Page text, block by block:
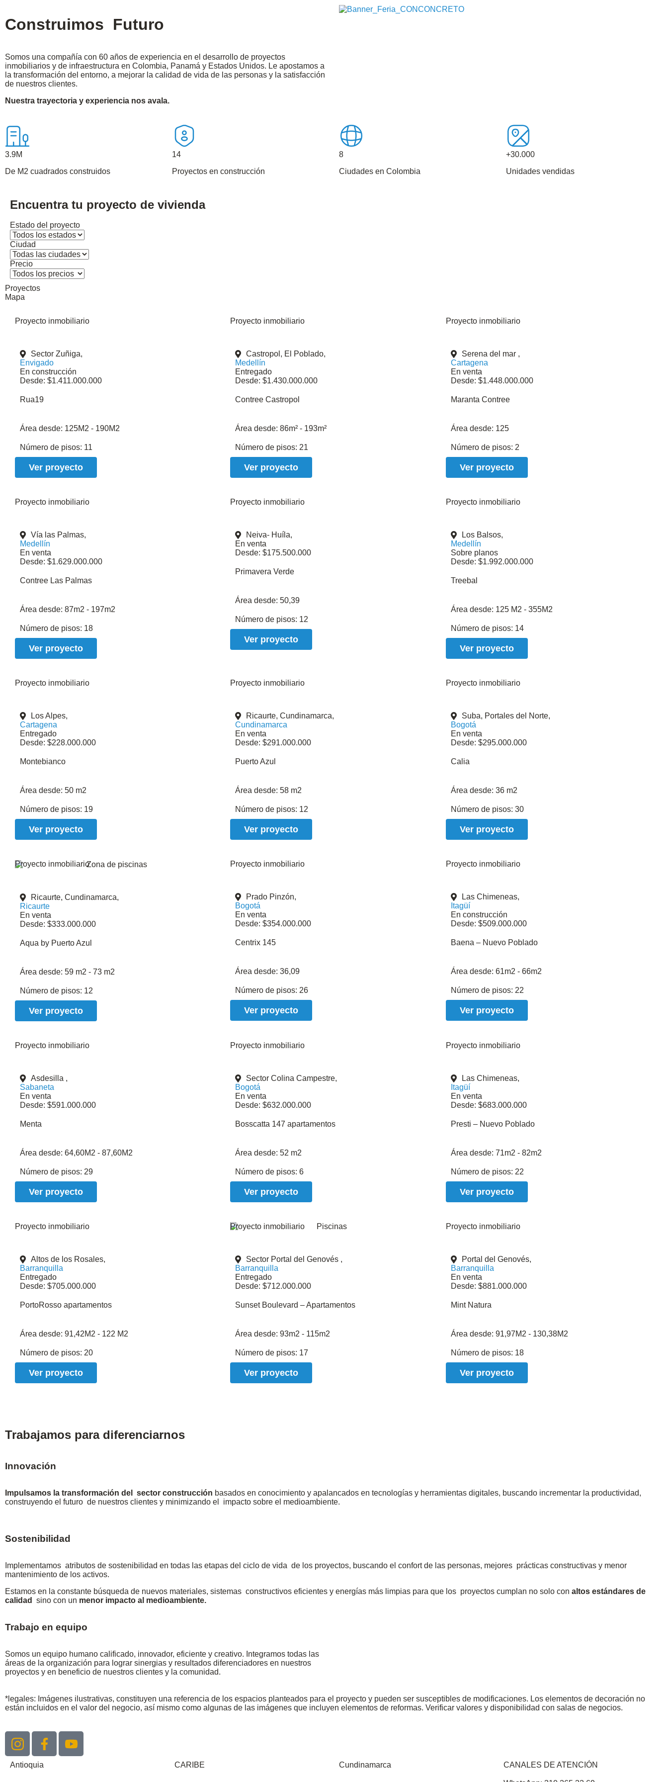
Construimos Futuro
Somos una compañía con 60 años de experiencia en el desarrollo de proyectos
inmobiliarios y de infraestructura en Colombia, Panamá y Estados Unidos. Le apostamos a
la transformación del entorno, a mejorar la calidad de vida de las personas y la satisfacción
de nuestros clientes.
Nuestra trayectoria y experiencia nos avala.
3.9M
De M2 cuadrados construidos
14
Proyectos en construcción
8
Ciudades en Colombia
+30.000
Unidades vendidas
Encuentra tu proyecto de vivienda
Estado del proyecto
Ciudad
Precio
Proyectos
Mapa
Proyecto inmobiliario
Sector Zuñiga,
Envigado
En construcción
Desde: $1.411.000.000
Rua19
Área desde: 125M2 - 190M2
Número de pisos: 11
Ver proyecto
Proyecto inmobiliario
Castropol, El Poblado,
Medellín
Entregado
Desde: $1.430.000.000
Contree Castropol
Área desde:86m² - 193m²
Número de pisos: 21
Ver proyecto
Proyecto inmobiliario
Serena del mar ,
Cartagena
En venta
Desde: $1.448.000.000
Maranta Contree
Área desde: 125
Número de pisos: 2
Ver proyecto
Proyecto inmobiliario
Vía las Palmas,
Medellín
En venta
Desde: $1.629.000.000
Contree Las Palmas
Área desde: 87m2 - 197m2
Número de pisos: 18
Ver proyecto
Proyecto inmobiliario
Neiva- Huíla,
En venta
Desde: $175.500.000
Primavera Verde
Área desde:50,39
Número de pisos: 12
Ver proyecto
Proyecto inmobiliario
Los Balsos,
Medellín
Sobre planos
Desde: $1.992.000.000
Treebal
Área desde: 125 M2 - 355M2
Número de pisos: 14
Ver proyecto
Proyecto inmobiliario
Los Alpes,
Cartagena
Entregado
Desde: $228.000.000
Montebianco
Área desde: 50 m2
Número de pisos: 19
Ver proyecto
Proyecto inmobiliario
Ricaurte, Cundinamarca,
Cundinamarca
En venta
Desde: $291.000.000
Puerto Azul
Área desde:58 m2
Número de pisos: 12
Ver proyecto
Proyecto inmobiliario
Suba, Portales del Norte,
Bogotá
En venta
Desde: $295.000.000
Calia
Área desde: 36 m2
Número de pisos: 30
Ver proyecto
Proyecto inmobiliario
Ricaurte, Cundinamarca,
Ricaurte
En venta
Desde: $333.000.000
Aqua by Puerto Azul
Área desde: 59 m2 - 73 m2
Número de pisos: 12
Ver proyecto
Proyecto inmobiliario
Prado Pinzón,
Bogotá
En venta
Desde: $354.000.000
Centrix 145
Área desde:36,09
Número de pisos: 26
Ver proyecto
Proyecto inmobiliario
Las Chimeneas,
Itagüí
En construcción
Desde: $509.000.000
Baena – Nuevo Poblado
Área desde: 61m2 - 66m2
Número de pisos: 22
Ver proyecto
Proyecto inmobiliario
Asdesilla ,
Sabaneta
En venta
Desde: $591.000.000
Menta
Área desde: 64,60M2 - 87,60M2
Número de pisos: 29
Ver proyecto
Proyecto inmobiliario
Sector Colina Campestre,
Bogotá
En venta
Desde: $632.000.000
Bosscatta 147 apartamentos
Área desde:52 m2
Número de pisos:6
Ver proyecto
Proyecto inmobiliario
Las Chimeneas,
Itagüí
En venta
Desde: $683.000.000
Presti – Nuevo Poblado
Área desde: 71m2 - 82m2
Número de pisos: 22
Ver proyecto
Proyecto inmobiliario
Altos de los Rosales,
Barranquilla
Entregado
Desde: $705.000.000
PortoRosso apartamentos
Área desde: 91,42M2 - 122 M2
Número de pisos: 20
Ver proyecto
Proyecto inmobiliario
Sector Portal del Genovés ,
Barranquilla
Entregado
Desde: $712.000.000
Sunset Boulevard – Apartamentos
Área desde:93m2 - 115m2
Número de pisos: 17
Ver proyecto
Proyecto inmobiliario
Portal del Genovés,
Barranquilla
En venta
Desde: $881.000.000
Mint Natura
Área desde: 91,97M2 - 130,38M2
Número de pisos: 18
Ver proyecto
Trabajamos para diferenciarnos
Innovación
Impulsamos la transformación del sector construcción basados en conocimiento y apalancados en tecnologías y herramientas digitales, buscando incrementar la productividad,
construyendo el futuro de nuestros clientes y minimizando el impacto sobre el medioambiente.
Sostenibilidad
Implementamos atributos de sostenibilidad en todas las etapas del ciclo de vida de los proyectos, buscando el confort de las personas, mejores prácticas constructivas y menor
mantenimiento de los activos.
Estamos en la constante búsqueda de nuevos materiales, sistemas constructivos eficientes y energías más limpias para que los proyectos cumplan no solo con altos estándares de
calidad sino con un menor impacto al medioambiente.
Trabajo en equipo
Somos un equipo humano calificado, innovador, eficiente y creativo. Integramos todas las
áreas de la organización para lograr sinergias y resultados diferenciadores en nuestros
proyectos y en beneficio de nuestros clientes y la comunidad.
*legales: Imágenes ilustrativas, constituyen una referencia de los espacios planteados para el proyecto y pueden ser susceptibles de modificaciones. Los elementos de decoración no
están incluidos en el valor del negocio, así mismo como algunas de las imágenes que incluyen elementos de reformas. Verificar valores y disponibilidad con salas de negocios.
Antioquia CARIBE Cundinamarca CANALES DE ATENCIÓN